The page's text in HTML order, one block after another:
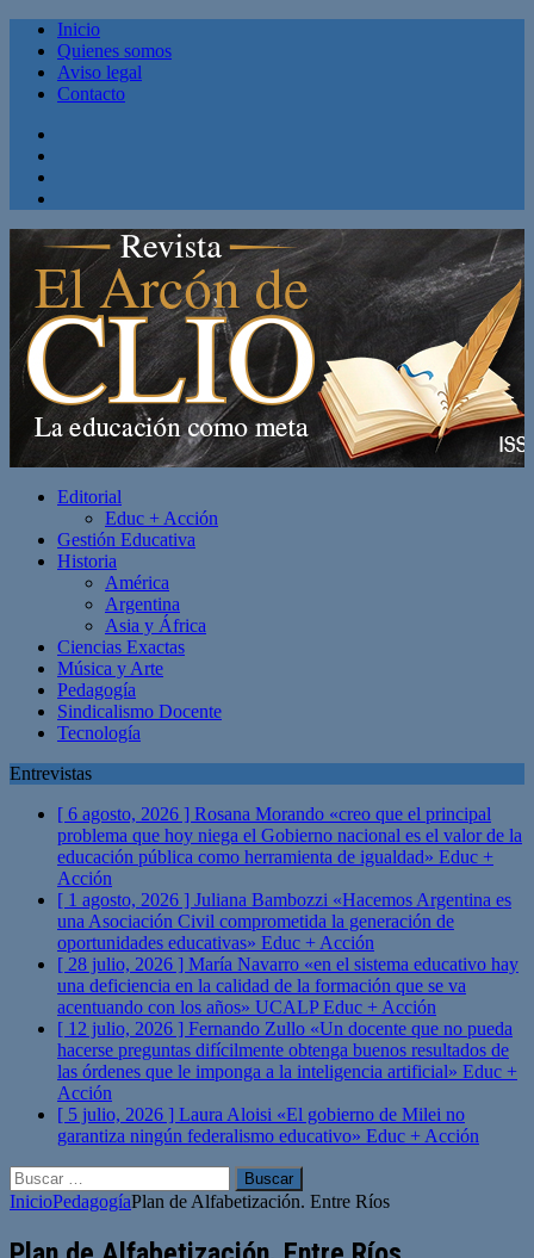
Inicio
Quienes somos
Aviso legal
Contacto
Editorial
Educ + Acción
Gestión Educativa
Historia
América
Argentina
Asia y África
Ciencias Exactas
Música y Arte
Pedagogía
Sindicalismo Docente
Tecnología
Entrevistas
[ 6 agosto, 2026 ] Rosana Morando «creo que el principal
problema que hoy niega el Gobierno nacional es el valor de la
educación pública como herramienta de igualdad» Educ +
Acción
[ 1 agosto, 2026 ] Juliana Bambozzi «Hacemos Argentina es
una Asociación Civil comprometida la generación de
oportunidades educativas» Educ + Acción
[ 28 julio, 2026 ] María Navarro «en el sistema educativo hay
una deficiencia en la calidad de la formación que se va
acentuando con los años» UCALPEduc + Acción
[ 12 julio, 2026 ] Fernando Zullo «Un docente que no pueda
hacerse preguntas difícilmente obtenga buenos resultados de
las órdenes que le imponga a la inteligencia artificial» Educ +
Acción
[ 5 julio, 2026 ] Laura Aloisi «El gobierno de Milei no
garantiza ningún federalismo educativo» Educ + Acción
Buscar:
InicioPedagogíaPlan de Alfabetización. Entre Ríos